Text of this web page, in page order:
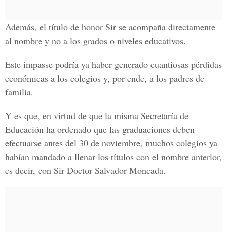
Además, el título de honor Sir se acompaña directamente
al nombre y no a los grados o niveles educativos.
Este impasse podría ya haber generado cuantiosas pérdidas
económicas a los colegios y, por ende, a los padres de
familia.
Y es que, en virtud de que la misma Secretaría de
Educación ha ordenado que las graduaciones deben
efectuarse antes del 30 de noviembre, muchos colegios ya
habían mandado a llenar los títulos con el nombre anterior,
es decir, con Sir Doctor Salvador Moncada.